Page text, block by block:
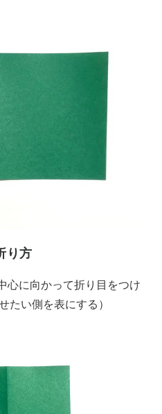
り方
心に向かって折り目をつけ
たい側を表にする）